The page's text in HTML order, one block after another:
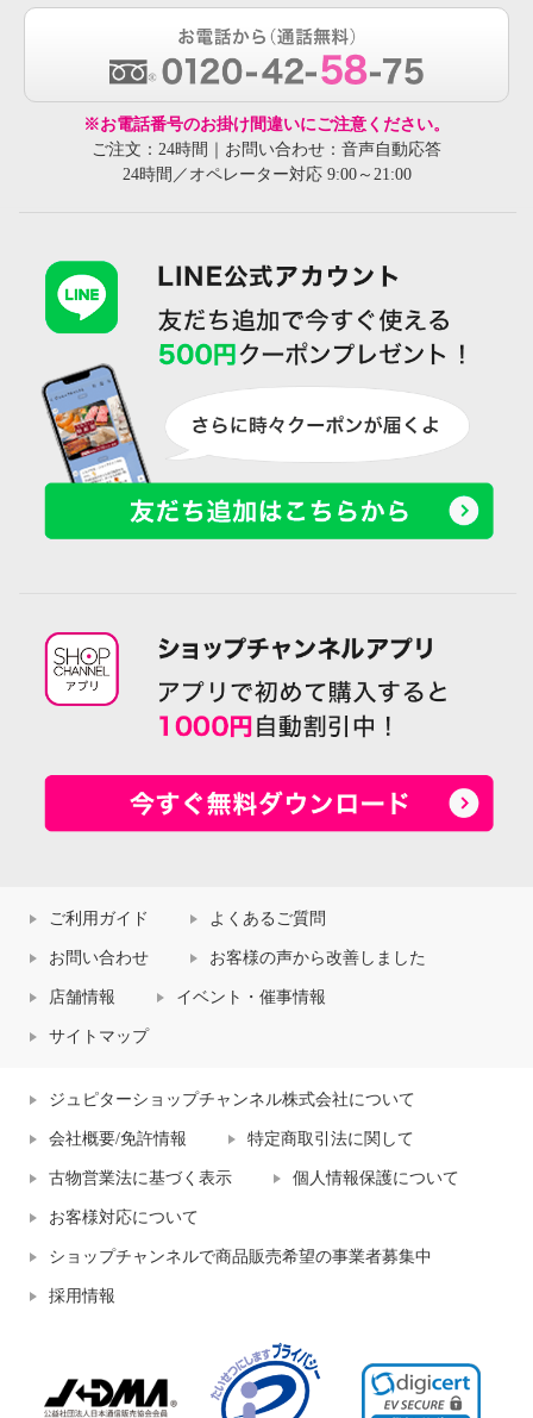
※お電話番号のお掛け間違いにご注意ください。
ご注文：24時間｜お問い合わせ：音声自動応答
24時間／オペレーター対応 9:00～21:00
ご利用ガイド よくあるご質問
お問い合わせ お客様の声から改善しました
店舗情報 イベント・催事情報
サイトマップ
ジュピターショップチャンネル株式会社について
会社概要/免許情報 特定商取引法に関して
古物営業法に基づく表示 個人情報保護について
お客様対応について
ショップチャンネルで商品販売希望の事業者募集中
採用情報